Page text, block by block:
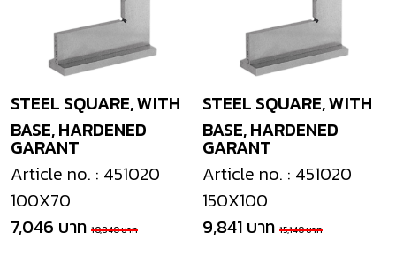
GARANT
STEEL SQUARE, WITH
BASE, HARDENED
Article no. : 451020
100X70
7,046 บาท 10,840 บาท
GARANT
STEEL SQUARE, WITH
BASE, HARDENED
Article no. : 451020
150X100
9,841 บาท 15,140 บาท